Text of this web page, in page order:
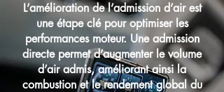
L’amélioration de l’admission d’air est
une étape clé pour optimiser les
performances moteur. Une admission
directe permet d’augmenter le volume
d’air admis, améliorant ainsi la
combustion et le rendement global du